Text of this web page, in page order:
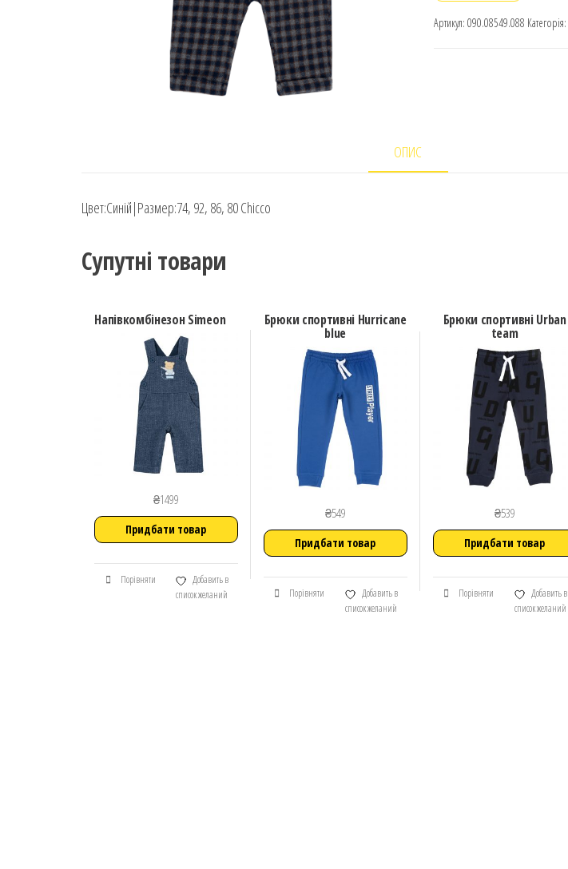
Артикул: 090.08549.088 Категорія:
ОПИС
Цвет:Синій|Размер:74, 92, 86, 80 Chicco
Супутні товари
Напівкомбінезон Simeon
₴1499
Придбати товар
Порівняти
Добавить в
список желаний
Брюки спортивні Hurricane
blue
₴549
Придбати товар
Порівняти
Добавить в
список желаний
Брюки спортивні Urban
team
₴539
Придбати товар
Порівняти
Добавить в
список желаний